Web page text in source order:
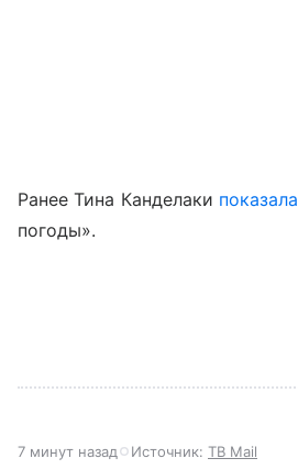
Ранее Тина Канделаки показала
погоды».
7 минут назад Источник: ТВ Mail